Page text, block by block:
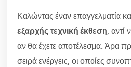
Καλώντας έναν επαγγελματία
εξαρχής τεχνική έκθεση, αντί
αν θα έχετε αποτέλεσμα. Άρα
σειρά ενέργεις, οι οποίες